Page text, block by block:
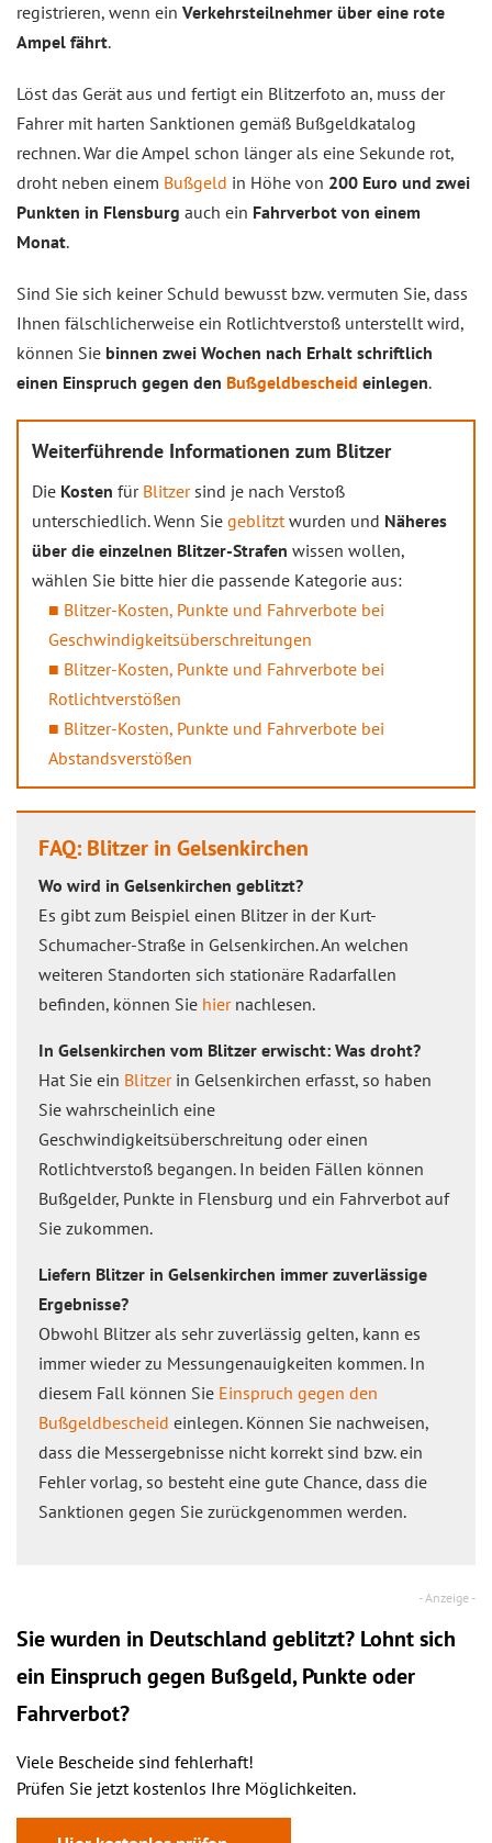
registrieren, wenn ein Verkehrsteilnehmer über eine rote
Ampel fährt.
Löst das Gerät aus und fertigt ein Blitzerfoto an, muss der
Fahrer mit harten Sanktionen gemäß Bußgeldkatalog
rechnen. War die Ampel schon länger als eine Sekunde rot,
droht neben einem Bußgeld in Höhe von 200 Euro und zwei
Punkten in Flensburg auch ein Fahrverbot von einem
Monat.
Sind Sie sich keiner Schuld bewusst bzw. vermuten Sie, dass
Ihnen fälschlicherweise ein Rotlichtverstoß unterstellt wird,
können Sie binnen zwei Wochen nach Erhalt schriftlich
einen Einspruch gegen den Bußgeldbescheid einlegen.
Weiterführende Informationen zum Blitzer
Die Kosten für Blitzersind je nach Verstoß
unterschiedlich. Wenn Sie geblitztwurden und Näheres
über die einzelnen Blitzer-Strafen wissen wollen,
wählen Sie bitte hier die passende Kategorie aus:
Blitzer-Kosten, Punkte und Fahrverbote bei
Geschwindigkeitsüberschreitungen
Blitzer-Kosten, Punkte und Fahrverbote bei
Rotlichtverstößen
Blitzer-Kosten, Punkte und Fahrverbote bei
Abstandsverstößen
FAQ: Blitzer in Gelsenkirchen
Wo wird in Gelsenkirchen geblitzt?
Es gibt zum Beispiel einen Blitzer in der Kurt-
Schumacher-Straße in Gelsenkirchen. An welchen
weiteren Standorten sich stationäre Radarfallen
befinden, können Sie hiernachlesen.
In Gelsenkirchen vom Blitzer erwischt: Was droht?
Hat Sie ein Blitzerin Gelsenkirchen erfasst, so haben
Sie wahrscheinlich eine
Geschwindigkeitsüberschreitung oder einen
Rotlichtverstoß begangen. In beiden Fällen können
Bußgelder, Punkte in Flensburg und ein Fahrverbot auf
Sie zukommen.
Liefern Blitzer in Gelsenkirchen immer zuverlässige
Ergebnisse?
Obwohl Blitzer als sehr zuverlässig gelten, kann es
immer wieder zu Messungenauigkeiten kommen. In
diesem Fall können Sie Einspruch gegen den
Bußgeldbescheid einlegen. Können Sie nachweisen,
dass die Messergebnisse nicht korrekt sind bzw. ein
Fehler vorlag, so besteht eine gute Chance, dass die
Sanktionen gegen Sie zurückgenommen werden.
Sie wurden in Deutschland geblitzt? Lohnt sich
ein Einspruch gegen Bußgeld, Punkte oder
Fahrverbot?
Viele Bescheide sind fehlerhaft!
Prüfen Sie jetzt kostenlos Ihre Möglichkeiten.